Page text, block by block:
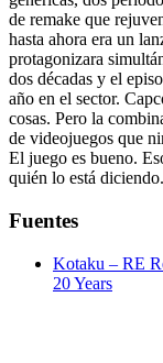
de remake que
hasta ahora era un
protagonizara
dos décadas y el
año en el sector.
cosas. Pero la
de videojuegos que
El juego es bueno.
quién lo está diciendo.
Fuentes
Kotaku – RE
20 Years